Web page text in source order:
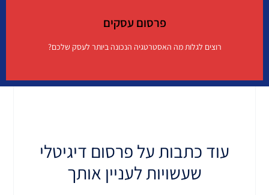
פרסום עסקים
רוצים לגלות מה האסטרטגיה הנכונה ביותר לעסק שלכם?
עוד כתבות על פרסום דיגיטלי
שעשויות לעניין אותך